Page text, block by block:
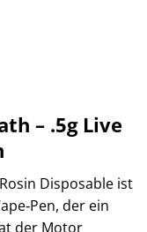
– .5g Live
Disposable ist
der ein
der Motor